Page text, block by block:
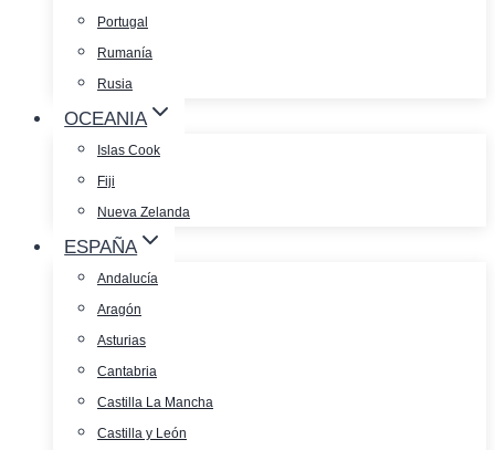
Portugal
Rumanía
Rusia
OCEANIA
Islas Cook
Fiji
Nueva Zelanda
ESPAÑA
Andalucía
Aragón
Asturias
Cantabria
Castilla La Mancha
Castilla y León